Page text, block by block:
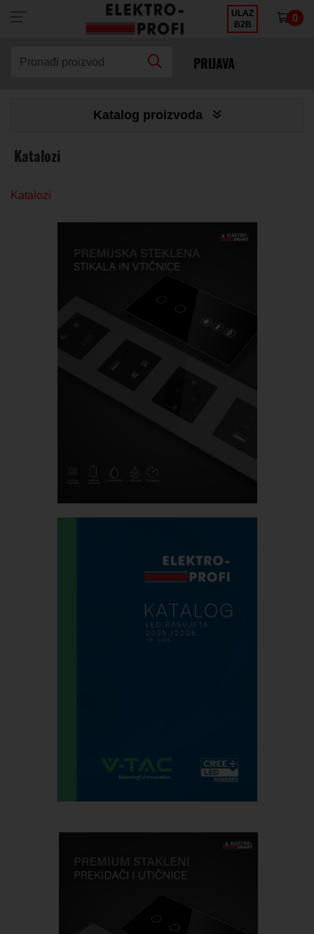
×
ULAZ
B2B
0
Pronađi proizvod PRIJAVA
Katalog proizvoda
Katalozi
Katalozi